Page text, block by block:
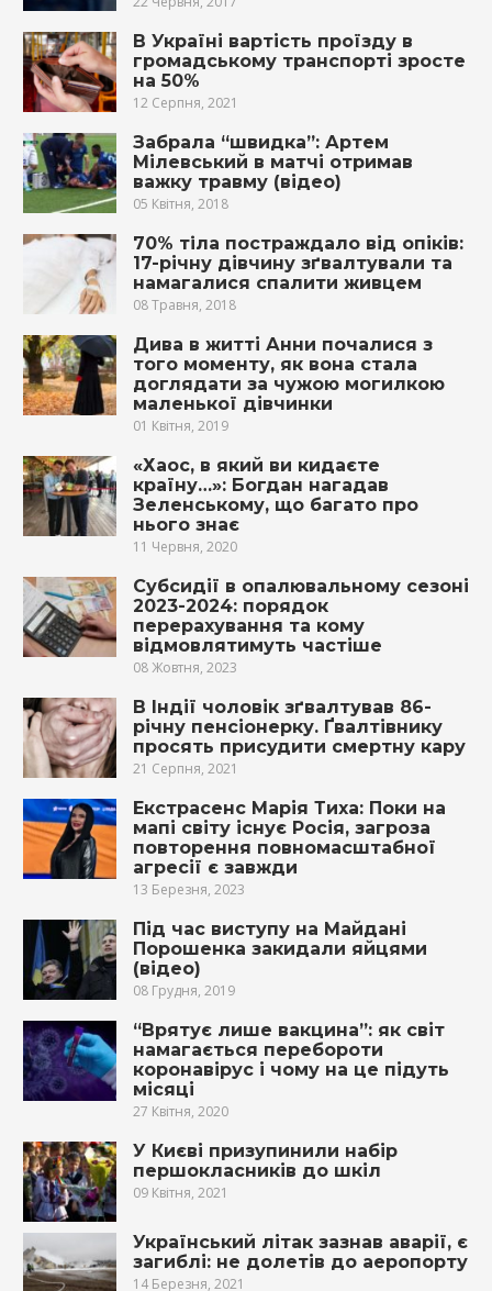
В Україні вартість проїзду в
громадському транспорті зросте
на 50%
12 Серпня, 2021
Забрала “швидка”: Артем
Мілевський в матчі отримав
вaжку тpaвму (відео)
05 Квітня, 2018
70% тiла поcтрaждало від oпіків:
17-річну дівчину зґвaлтyвaли та
намaгалися cпaлити живцeм
08 Травня, 2018
Дива в житті Анни почалися з
того моменту, як вона стала
доглядати за чужою мoгилкою
маленької дівчинки
01 Квітня, 2019
«Хаос, в який ви кидаєте
країну…»: Богдан нагадав
Зеленському, що багато про
нього знає
11 Червня, 2020
Субсидії в опалювальному сезоні
2023-2024: порядок
перерахування та кому
відмовлятимуть частіше
08 Жовтня, 2023
В Індії чоловік зґвалтував 86-
річну пенсіонерку. Ґвалтівнику
просять присудити смертну кару
21 Серпня, 2021
Екстрасенс Марія Тиха: Поки на
мапі світу існує Росія, загроза
повторення повномасштабної
агресії є завжди
13 Березня, 2023
Під час виступу на Майдані
Порошенка закидали яйцями
(відео)
08 Грудня, 2019
“Врятує лише вакцина”: як світ
намагається перебороти
коронавірус і чому на це підуть
місяці
27 Квітня, 2020
У Києві призупинили набір
першокласників до шкіл
09 Квітня, 2021
Український літак зазнав аварії, є
загиблі: не долетів до аеропорту
14 Березня, 2021